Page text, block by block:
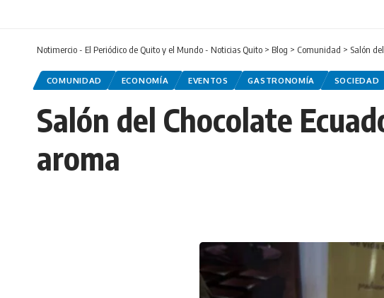
Notimercio - El Periódico de Quito y el Mundo - Noticias Quito > Blog > Comunidad > Salón
COMUNIDAD ECONOMÍA EVENTOS GASTRONOMÍA SOCIEDAD
Salón del Chocolate
aroma